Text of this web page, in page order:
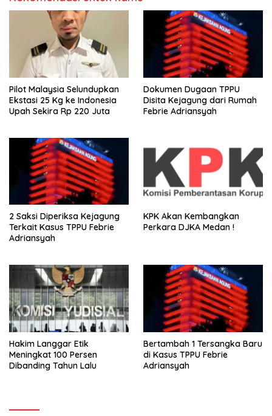
Pilot Malaysia Selundupkan
Ekstasi 25 Kg ke Indonesia
Upah Sekira Rp 220 Juta
Dokumen Dugaan TPPU
Disita Kejagung dari Rumah
Febrie Adriansyah
2 Saksi Diperiksa Kejagung
Terkait Kasus TPPU Febrie
Adriansyah
KPK Akan Kembangkan
Perkara DJKA Medan !
Hakim Langgar Etik
Meningkat 100 Persen
Dibanding Tahun Lalu
Bertambah 1 Tersangka Baru
di Kasus TPPU Febrie
Adriansyah